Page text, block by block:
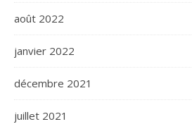
août 2022
janvier 2022
décembre 2021
juillet 2021